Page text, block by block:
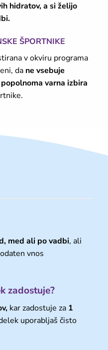
hidratov, a si želijo
ŠPORTNIKE
v okviru programa
da ne vsebuje
varna izbira
med ali po vadbi, ali
vnos
zadostuje?
kar zadostuje za 1
uporabljaš čisto